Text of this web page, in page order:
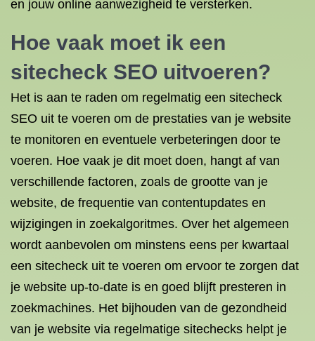
en jouw online aanwezigheid te versterken.
Hoe vaak moet ik een
sitecheck SEO uitvoeren?
Het is aan te raden om regelmatig een sitecheck
SEO uit te voeren om de prestaties van je website
te monitoren en eventuele verbeteringen door te
voeren. Hoe vaak je dit moet doen, hangt af van
verschillende factoren, zoals de grootte van je
website, de frequentie van contentupdates en
wijzigingen in zoekalgoritmes. Over het algemeen
wordt aanbevolen om minstens eens per kwartaal
een sitecheck uit te voeren om ervoor te zorgen dat
je website up-to-date is en goed blijft presteren in
zoekmachines. Het bijhouden van de gezondheid
van je website via regelmatige sitechecks helpt je